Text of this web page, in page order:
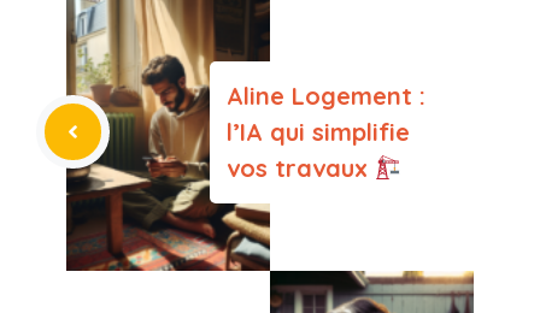
Aline Logement :
l’IA qui simplifie
vos travaux